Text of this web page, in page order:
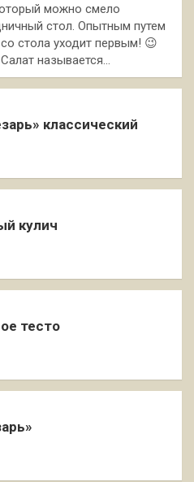
можно смело
стол. Опытным путем
стола уходит первым! 😉
называется…
классический
кулич
тесто